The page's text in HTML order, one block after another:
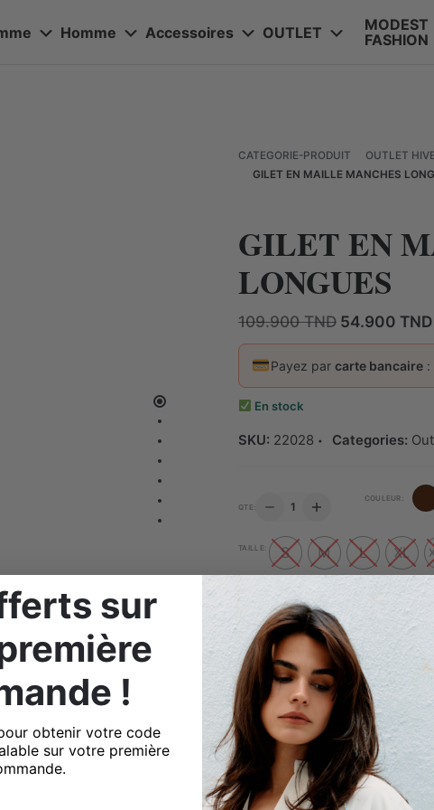
Homme Accessoires OUTLET
MODEST
FASHION
CATEGORIE-PRODUIT OUTLET
GILET EN MAILLE MANCHES
GILET EN
LONGUES
109.900TND Le
prix
initial
était :
54.900 TND
Payez par carte bancaire:
En stock
SKU: 22028 Categories:
QTE:
DE
EN
MAILLE
MANCHES
COULEUR:
TAILLE: S M L XL
Guide des tailles
Ajouter au panier
Description
MAILLE
Composition
Conseils d'entretien pour
sur
!
obtenir votre code
sur votre première